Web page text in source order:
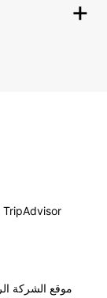
موقع الشركة